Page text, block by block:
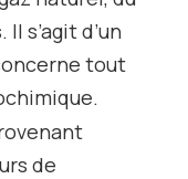
s’agit d’un
tout
de